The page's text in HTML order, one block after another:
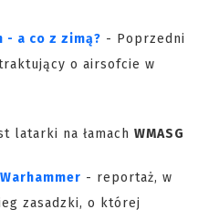
a co z zimą? - Poprzedni
o airsofcie w
latarki na łamach WMASG
- reportaż, w
zasadzki, o której